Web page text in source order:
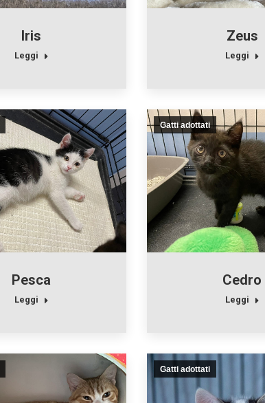
Iris
Leggi
Zeus
Leggi
Pesca
Leggi
Gatti adottati
Cedro
Leggi
Gatti adottati